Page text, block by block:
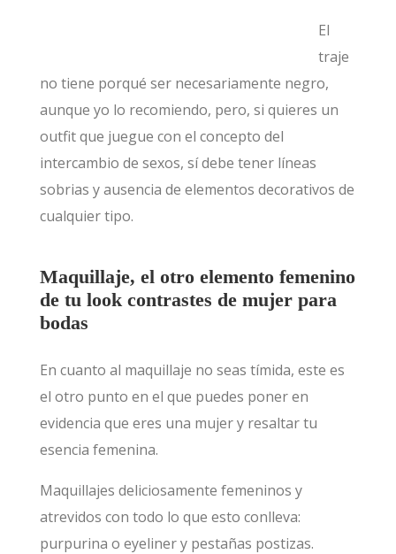
El
traje
no tiene porqué ser necesariamente negro,
aunque yo lo recomiendo, pero, si quieres un
outfit que juegue con el concepto del
intercambio de sexos, sí debe tener líneas
sobrias y ausencia de elementos decorativos de
cualquier tipo.
Maquillaje, el otro elemento femenino
de tu look contrastes de mujer para
bodas
En cuanto al maquillaje no seas tímida, este es
el otro punto en el que puedes poner en
evidencia que eres una mujer y resaltar tu
esencia femenina.
Maquillajes deliciosamente femeninos y
atrevidos con todo lo que esto conlleva:
purpurina o eyeliner y pestañas postizas.